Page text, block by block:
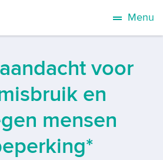
Menu
voor
en
mensen